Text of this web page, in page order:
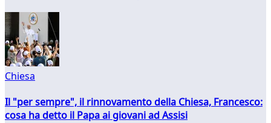
Chiesa
Il "per sempre", il rinnovamento della Chiesa, Francesco:
cosa ha detto il Papa ai giovani ad Assisi